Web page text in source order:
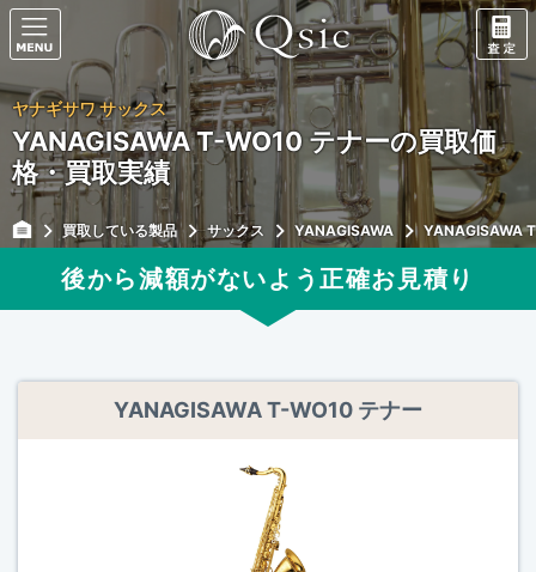
ヤナギサワ サックス
YANAGISAWA T-WO10 テナーの買取価
格・買取実績
買取している製品 サックス YANAGISAWA YANAGISAWA
後から減額がないよう正確お見積り
YANAGISAWA T-WO10 テナー